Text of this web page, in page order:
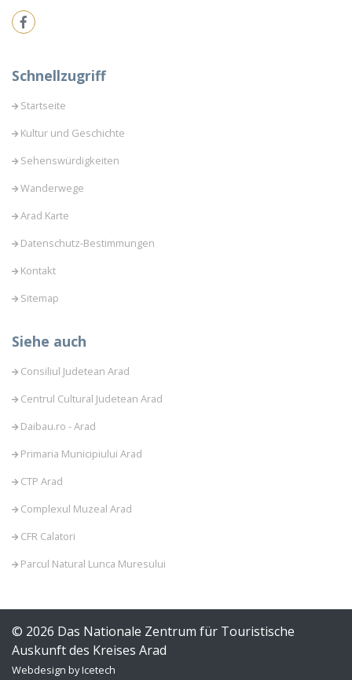
Schnellzugriff
Startseite
Kultur und Geschichte
Sehenswürdigkeiten
Wanderwege
Arad Karte
Datenschutz-Bestimmungen
Kontakt
Sitemap
Siehe auch
Consiliul Judetean Arad
Centrul Cultural Judetean Arad
Daibau.ro - Arad
Primaria Municipiului Arad
CTP Arad
Complexul Muzeal Arad
CFR Calatori
Parcul Natural Lunca Muresului
© 2026 Das Nationale Zentrum für Touristische
Auskunft des Kreises Arad
Webdesign by Icetech